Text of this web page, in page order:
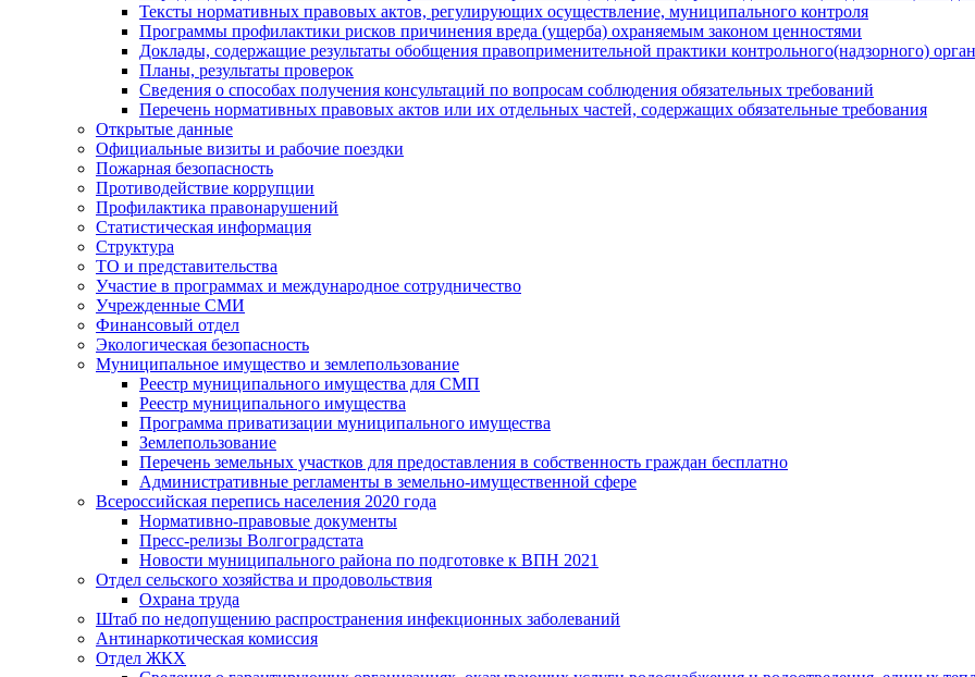
Тексты нормативных правовых актов, регулирующих осуществление, муниципального контроля
Программы профилактики рисков причинения вреда (ущерба) охраняемым законом ценностями
Доклады, содержащие результаты обобщения правоприменительной практики контрольного(надзорного)
Планы, результаты проверок
Сведения о способах получения консультаций по вопросам соблюдения обязательных требований
Перечень нормативных правовых актов или их отдельных частей, содержащих обязательные требования
Открытые данные
Официальные визиты и рабочие поездки
Пожарная безопасность
Противодействие коррупции
Профилактика правонарушений
Статистическая информация
Структура
ТО и представительства
Участие в программах и международное сотрудничество
Учрежденные СМИ
Финансовый отдел
Экологическая безопасность
Муниципальное имущество и землепользование
Реестр муниципального имущества для СМП
Реестр муниципального имущества
Программа приватизации муниципального имущества
Землепользование
Перечень земельных участков для предоставления в собственность граждан бесплатно
Административные регламенты в земельно-имущественной сфере
Всероссийская перепись населения 2020 года
Нормативно-правовые документы
Пресс-релизы Волгоградстата
Новости муниципального района по подготовке к ВПН 2021
Отдел сельского хозяйства и продовольствия
Охрана труда
Штаб по недопущению распространения инфекционных заболеваний
Антинаркотическая комиссия
Отдел ЖКХ